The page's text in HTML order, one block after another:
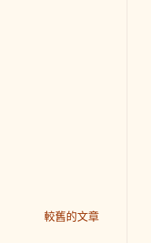
較舊的文章